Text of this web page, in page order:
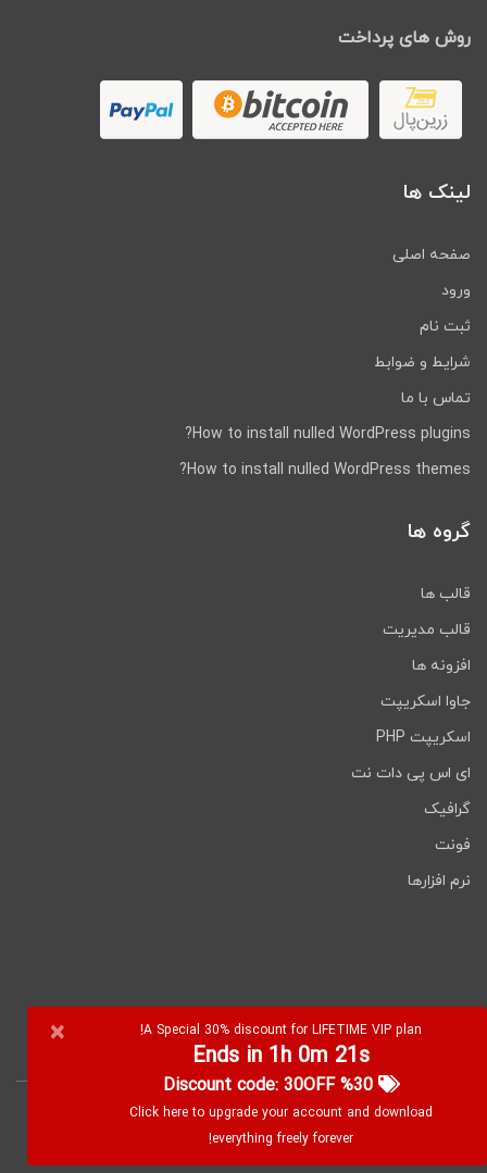
A Special 30% discount for LIFETIME VIP plan!
Ends in 1h 0m 21s
%30 Discount code: 30OFF
Click here to upgrade your account and download
everything freely forever!
×
روش های پرداخت
لینک ها
صفحه اصلی
ورود
ثبت نام
شرایط و ضوابط
تماس با ما
How to install nulled WordPress plugins?
How to install nulled WordPress themes?
گروه ها
قالب ها
قالب مدیریت
افزونه ها
جاوا اسکریپت
اسکریپت PHP
ای اس پی دات نت
گرافیک
فونت
نرم افزارها
RSS
کپی رایت
۲۰۲۶ WebDevDL.com, تمامی حقوق محفوظ
است.